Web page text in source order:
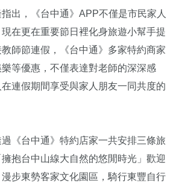
出，《台中通》APP不僅是市民家人
在更在重要節日裡化身旅遊小幫手提
師節連假，《台中通》多家特約商家
等優惠，不僅表達對老師的深深感
連假期間享受與家人朋友一同共度的
《台中通》特約店家一共安排三條旅
抱台中山線大自然的悠閒時光」歡迎
步東勢客家文化園區，騎行東豐自行